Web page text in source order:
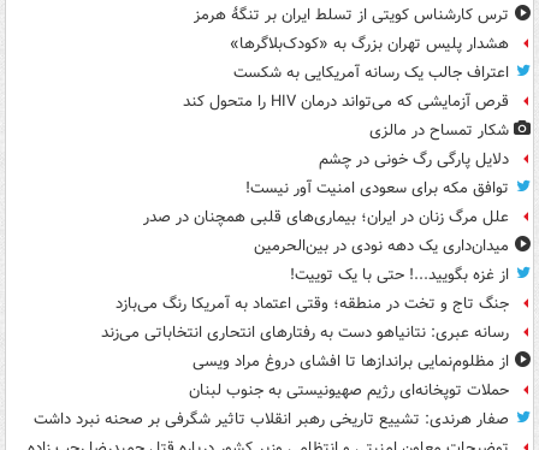
ترس کارشناس کویتی از تسلط ایران بر تنگۀ هرمز
هشدار پلیس تهران بزرگ به «کودک‌بلاگرها»
اعتراف جالب یک رسانه آمریکایی به شکست
قرص آزمایشی که می‌تواند درمان HIV را متحول کند
شکار تمساح در مالزی
دلایل پارگی رگ خونی در چشم
توافق مکه برای سعودی امنیت آور نیست!
علل مرگ زنان در ایران؛ بیماری‌های قلبی همچنان در صدر
میدان‌داری یک دهه نودی در بین‌الحرمین
از غزه بگویید...! حتی با یک توییت!
جنگ تاج و تخت در منطقه؛ وقتی اعتماد به آمریکا رنگ می‌بازد
رسانه عبری: نتانیاهو دست به رفتارهای انتحاری انتخاباتی می‌زند
از مظلوم‌نمایی براندازها تا افشای دروغ مراد ویسی
حملات توپخانه‌ای رژیم صهیونیستی به جنوب لبنان
صفار هرندی: تشییع تاریخی رهبر انقلاب تاثیر شگرفی بر صحنه نبرد داشت